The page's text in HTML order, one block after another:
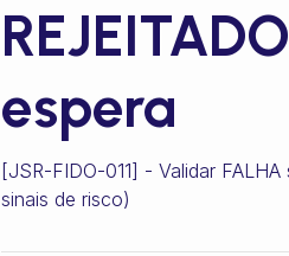
espera
[JSR-FIDO-011] - Validar
sinais de risco)